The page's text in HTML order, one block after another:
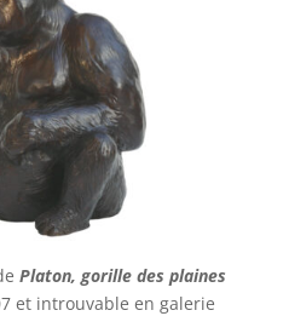
Platon, gorille des plaines
et introuvable en galerie